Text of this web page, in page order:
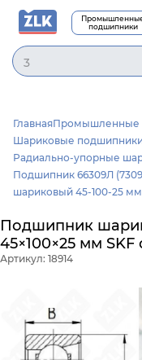
подшипники
ГлавнаяПромышленные
Шариковые
Радиально-упорные
Подшипник 66309Л
шариковый 45-100-25 мм
Подшипник
45×100×25 мм SKF
Артикул: 18914